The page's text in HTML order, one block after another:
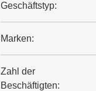
Geschäftstyp:
Marken:
Zahl der
Beschäftigten: